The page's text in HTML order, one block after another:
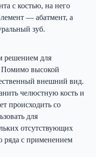
с костью, на него
— абатмент, а
зуб.
решением для
Помимо высокой
внешний вид.
челюстную кость и
происходить со
для
отсутствующих
ряда с применением